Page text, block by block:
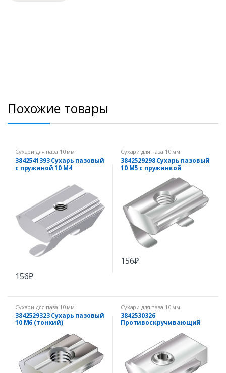
Похожие товары
Сухари для паза 10 мм
3842541393 Сухарь пазовый
с пружиной 10 M4
156₽
Сухари для паза 10 мм
3842529298 Сухарь пазовый
10 М5 с пружинкой
156₽
Сухари для паза 10 мм
3842529323 Сухарь пазовый
10 М6 (тонкий)
Сухари для паза 10 мм
3842530326
Противоскручивающий